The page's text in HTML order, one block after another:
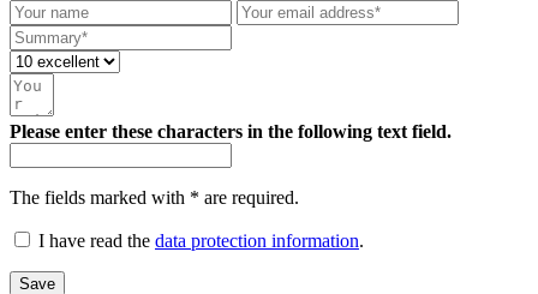
Please enter these characters in the following text field.
The fields marked with * are required.
I have read the data protection information.
Save